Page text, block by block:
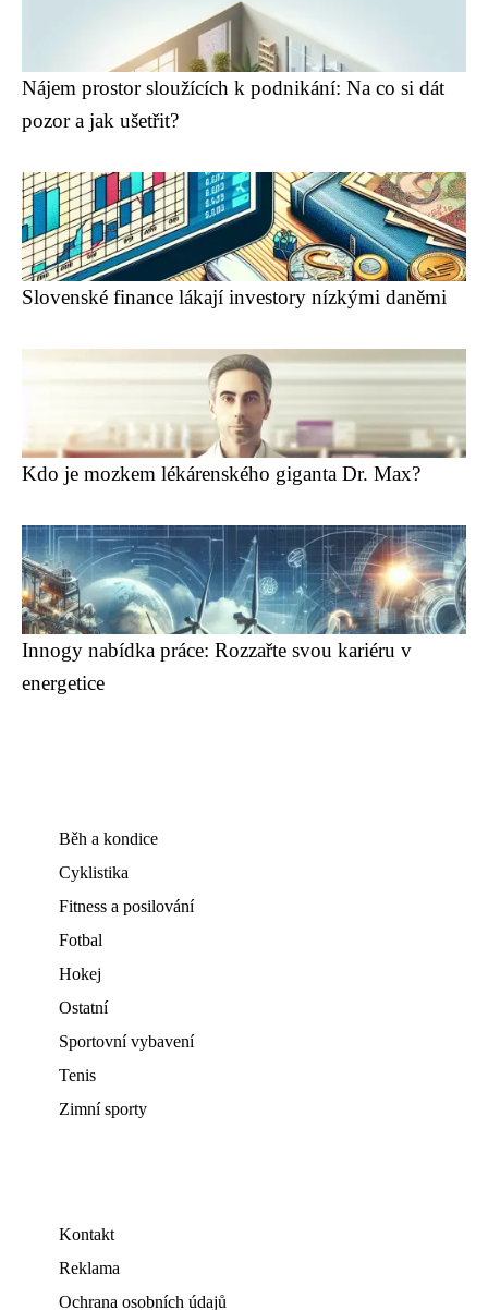
Nájem prostor sloužících k podnikání: Na co si dát
pozor a jak ušetřit?
Slovenské finance lákají investory nízkými daněmi
Kdo je mozkem lékárenského giganta Dr. Max?
Innogy nabídka práce: Rozzařte svou kariéru v
energetice
Běh a kondice
Cyklistika
Fitness a posilování
Fotbal
Hokej
Ostatní
Sportovní vybavení
Tenis
Zimní sporty
Kontakt
Reklama
Ochrana osobních údajů